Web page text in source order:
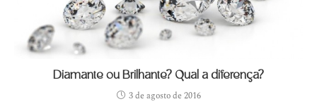
Diamante ou Brilhante? Qual a diferença?
3 de agosto de 2016